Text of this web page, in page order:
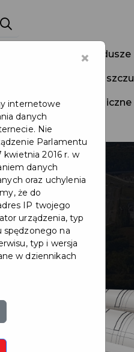
Fundusze
Zainwestuj w Pruszczu
Zamówienia publiczne
×
internetowe
danych
Nie
Parlamentu
kwietnia 2016 r. w
danych
oraz uchylenia
że do
IP twojego
urządzenia, typ
spędzonego na
typ i wersja
w dziennikach